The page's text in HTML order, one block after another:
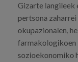
Gizarte langileek
pertsona
okupazionalen,
farmakologikoen
sozioekonomiko